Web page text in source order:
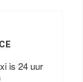
is 24 uur